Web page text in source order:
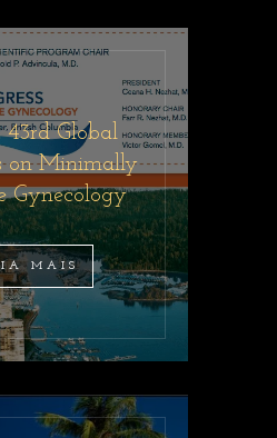
Global
on Minimally
Gynecology
MAIS